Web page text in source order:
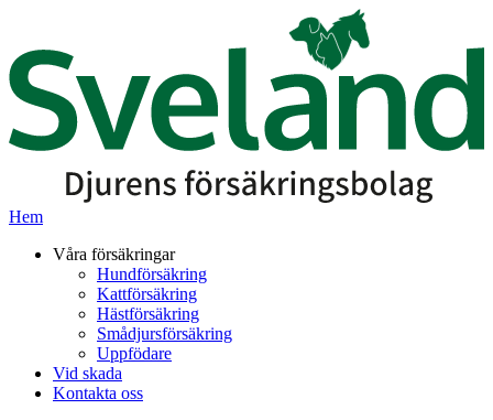
Hem
Våra försäkringar
Hundförsäkring
Kattförsäkring
Hästförsäkring
Smådjursförsäkring
Uppfödare
Vid skada
Kontakta oss